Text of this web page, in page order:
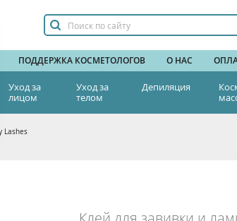
ПОДДЕРЖКА КОСМЕТОЛОГОВ О НАС
Уход за
лицом
Уход за
телом
Депиляция
Lashes